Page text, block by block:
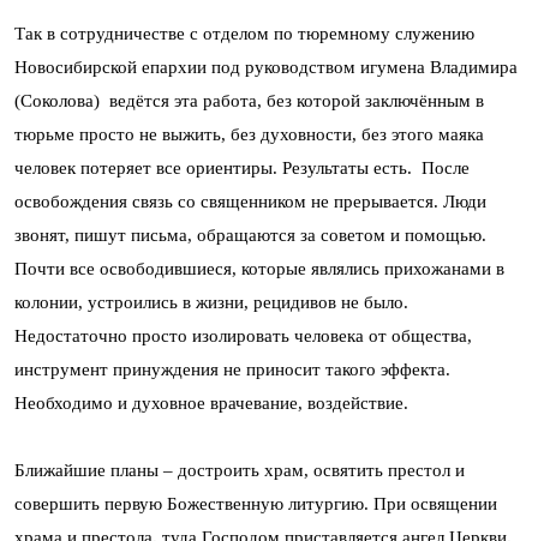
Так в сотрудничестве с отделом по тюремному служению
Новосибирской епархии под руководством игумена Владимира
(Соколова) ведётся эта работа, без которой заключённым в
тюрьме просто не выжить, без духовности, без этого маяка
человек потеряет все ориентиры. Результаты есть. После
освобождения связь со священником не прерывается. Люди
звонят, пишут письма, обращаются за советом и помощью.
Почти все освободившиеся, которые являлись прихожанами в
колонии, устроились в жизни, рецидивов не было.
Недостаточно просто изолировать человека от общества,
инструмент принуждения не приносит такого эффекта.
Необходимо и духовное врачевание, воздействие.
Ближайшие планы – достроить храм, освятить престол и
совершить первую Божественную литургию. При освящении